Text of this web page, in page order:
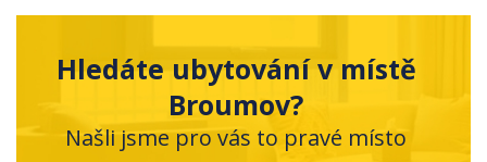
Hledáte ubytování v místě
Broumov?
Našli jsme pro vás to pravé místo